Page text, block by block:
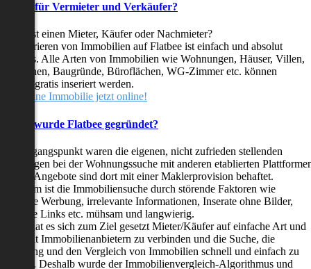
für Vermieter und Verkäufer?
suchst einen Mieter, Käufer oder Nachmieter?
Inserieren von Immobilien auf Flatbee ist einfach und absolut
Alle Arten von Immobilien wie Wohnungen, Häuser, Villen,
Baugründe, Büroflächen, WG-Zimmer etc. können
gratis inseriert werden.
deine Immobilie jetzt online!
wurde Flatbee gegründet?
Ausgangspunkt waren die eigenen, nicht zufrieden stellenden
bei der Wohnungssuche mit anderen etablierten
alle Angebote sind dort mit einer Maklerprovision behaftet.
ist die Immobiliensuche durch störende Faktoren wie
Werbung, irrelevante Informationen, Inserate ohne Bilder,
Links etc. mühsam und langwierig.
hat es sich zum Ziel gesetzt Mieter/Käufer auf einfache Art und
mit Immobilienanbietern zu verbinden und die Suche, die
und den Vergleich von Immobilien schnell und einfach zu
Deshalb wurde der Immobilienvergleich-Algorithmus und